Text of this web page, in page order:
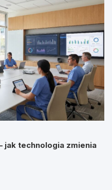
jak technologia zmienia